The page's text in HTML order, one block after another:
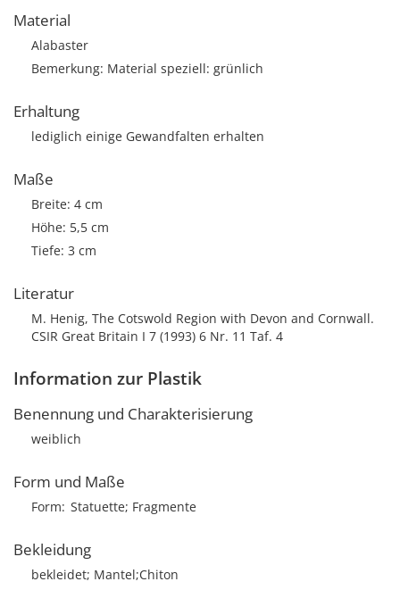
Material
Alabaster
Bemerkung: Material speziell: grünlich
Erhaltung
lediglich einige Gewandfalten erhalten
Maße
Breite: 4 cm
Höhe: 5,5 cm
Tiefe: 3 cm
Literatur
M. Henig, The Cotswold Region with Devon and Cornwall.
CSIR Great Britain I 7 (1993) 6 Nr. 11 Taf. 4
Information zur Plastik
Benennung und Charakterisierung
weiblich
Form und Maße
Form Statuette; Fragmente
Bekleidung
bekleidet; Mantel;Chiton